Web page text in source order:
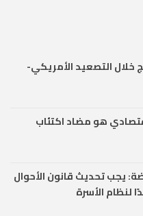
خلال التصعيد الأمريكي-
هو مضاد اكتئاب
يجب تحديث قانون الأحوال
لنظام الأسرة